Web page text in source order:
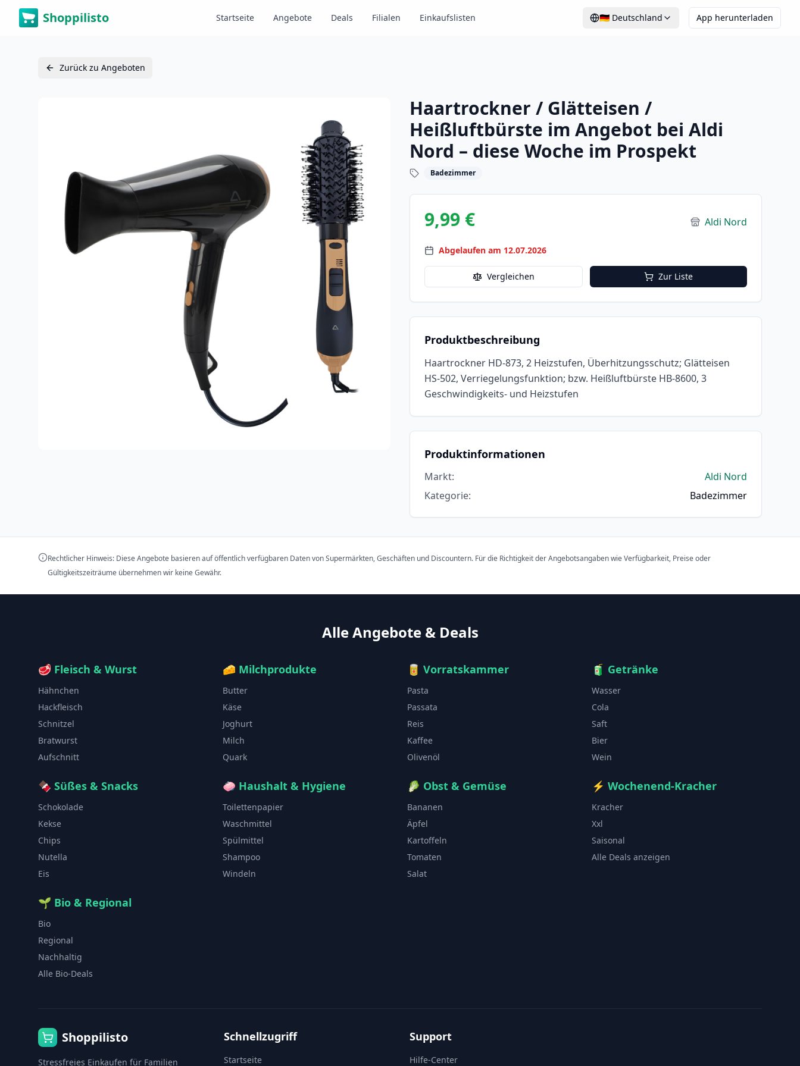
Shoppilisto Startseite Angebote Deals Filialen Einkaufslisten 🇩🇪 Deutschland App herunterladen
Zurück zu Angeboten
Haartrockner / Glätteisen /
Heißluftbürste im Angebot bei Aldi
Nord – diese Woche im Prospekt
Badezimmer
9,99 € Aldi Nord
Abgelaufen am 12.07.2026
Vergleichen Zur Liste
Produktbeschreibung
Haartrockner HD-873, 2 Heizstufen, Überhitzungsschutz; Glätteisen
HS-502, Verriegelungsfunktion; bzw. Heißluftbürste HB-8600, 3
Geschwindigkeits- und Heizstufen
Produktinformationen
Markt:
Aldi Nord
Kategorie: Badezimmer
Rechtlicher Hinweis: Diese Angebote basieren auf öffentlich verfügbaren Daten von Supermärkten, Geschäften und Discountern. Für die Richtigkeit der Angebotsangaben wie Verfügbarkeit, Preise oder
Gültigkeitszeiträume übernehmen wir keine Gewähr.
Alle Angebote & Deals
🥩 Fleisch & Wurst
Hähnchen
Hackfleisch
Schnitzel
Bratwurst
Aufschnitt
🧀 Milchprodukte
Butter
Käse
Joghurt
Milch
Quark
🥫 Vorratskammer
Pasta
Passata
Reis
Kaffee
Olivenöl
🧃 Getränke
Wasser
Cola
Saft
Bier
Wein
🍫 Süßes & Snacks
Schokolade
Kekse
Chips
Nutella
Eis
🧼 Haushalt & Hygiene
Toilettenpapier
Waschmittel
Spülmittel
Shampoo
Windeln
🥬 Obst & Gemüse
Bananen
Äpfel
Kartoffeln
Tomaten
Salat
⚡ Wochenend-Kracher
Kracher
Xxl
Saisonal
Alle Deals anzeigen
🌱 Bio & Regional
Bio
Regional
Nachhaltig
Alle Bio-Deals
Shoppilisto
Stressfreies Einkaufen für Familien
Schnellzugriff
Startseite
Support
Hilfe-Center